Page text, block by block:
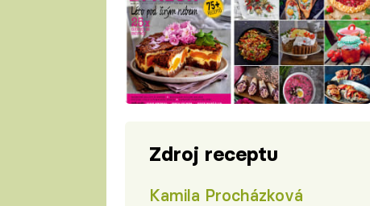
Zdroj receptu
Kamila Procházková